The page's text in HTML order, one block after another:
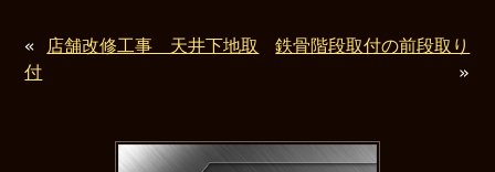
« 店舗改修工事 天井下地取
付
鉄骨階段取付の前段取り
»